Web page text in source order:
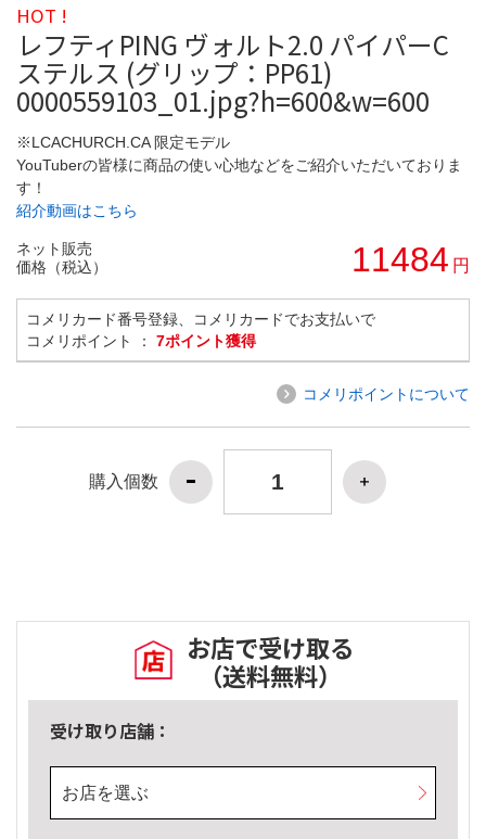
HOT !
レフティPING ヴォルト2.0 パイパーC
ステルス (グリップ：PP61)
0000559103_01.jpg?h=600&w=600
※LCACHURCH.CA 限定モデル
YouTuberの皆様に商品の使い心地などをご紹介いただいておりま
す！
紹介動画はこちら
ネット販売
価格（税込）
11484 円
コメリカード番号登録、コメリカードでお支払いで
コメリポイント ： 7ポイント獲得
コメリポイントについて
購入個数
お店で受け取る
（送料無料）
受け取り店舗：
お店を選ぶ